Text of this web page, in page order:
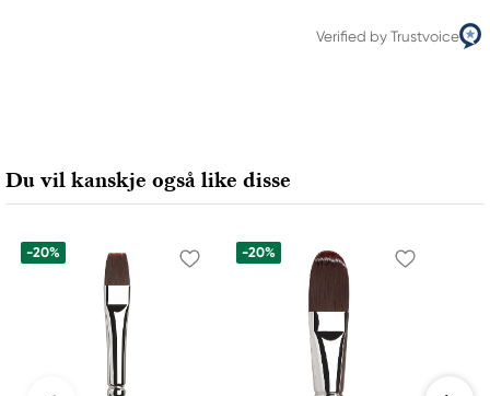
Verified by Trustvoice
Du vil kanskje også like disse
-20% -20%